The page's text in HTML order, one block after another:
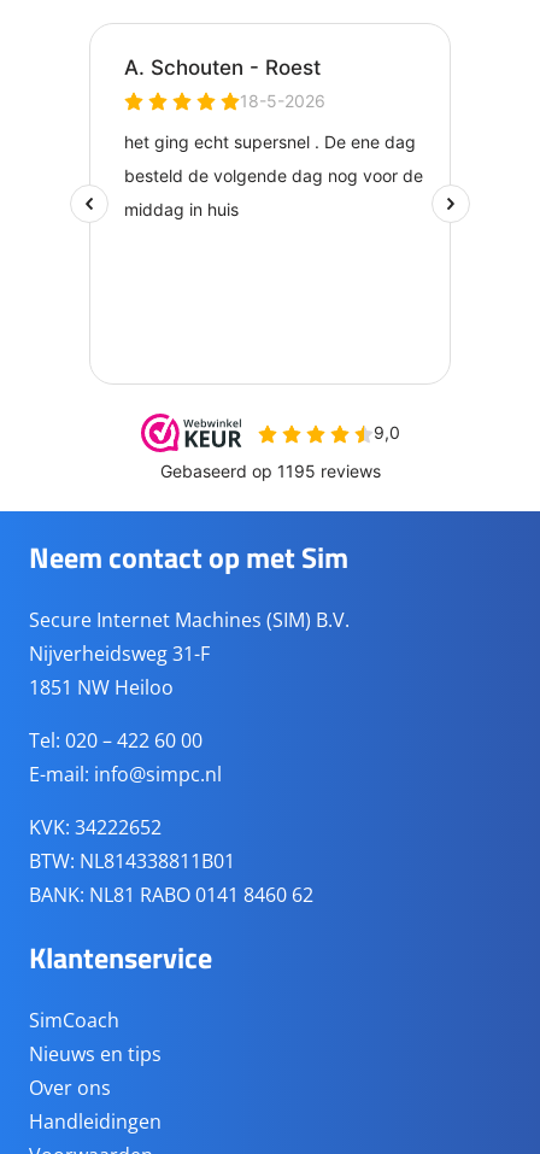
Neem contact op met Sim
Secure Internet Machines (SIM) B.V.
Nijverheidsweg 31-F
1851 NW Heiloo
Tel: 020 – 422 60 00
E-mail: info@simpc.nl
KVK: 34222652
BTW: NL814338811B01
BANK: NL81 RABO 0141 8460 62
Klantenservice
SimCoach
Nieuws en tips
Over ons
Handleidingen